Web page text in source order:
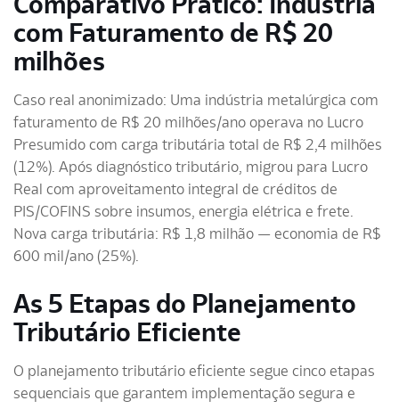
com Faturamento de R$ 20
milhões
Caso real anonimizado: Uma indústria metalúrgica com
faturamento de R$ 20 milhões/ano operava no Lucro
Presumido com carga tributária total de R$ 2,4 milhões
(12%). Após diagnóstico tributário, migrou para Lucro
Real com aproveitamento integral de créditos de
PIS/COFINS sobre insumos, energia elétrica e frete.
Nova carga tributária: R$ 1,8 milhão — economia de R$
600 mil/ano (25%).
As 5 Etapas do Planejamento
Tributário Eficiente
O planejamento tributário eficiente segue cinco etapas
sequenciais que garantem implementação segura e